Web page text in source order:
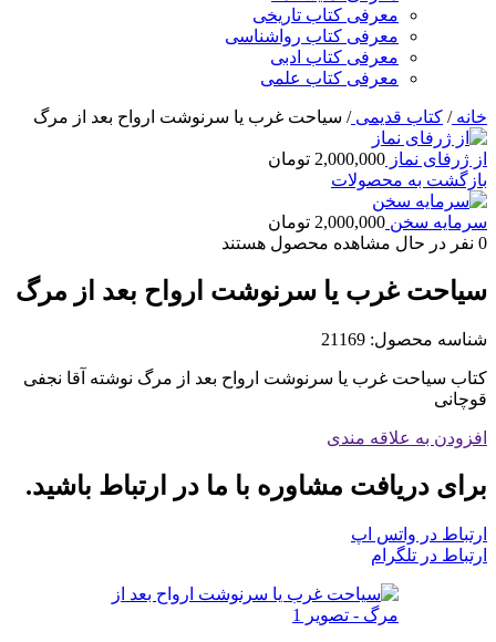
معرفی کتاب تاریخی
معرفی کتاب رواشناسی
معرفی کتاب ادبی
معرفی کتاب علمی
خانه/ کتاب قدیمی/ سیاحت غرب یا سرنوشت ارواح بعد از مرگ
از ژرفای نماز 2,000,000 تومان
بازگشت به محصولات
سرمایه سخن 2,000,000 تومان
0 نفر در حال مشاهده محصول هستند
سیاحت غرب یا سرنوشت ارواح بعد از مرگ
شناسه محصول: 21169
کتاب سیاحت غرب یا سرنوشت ارواح بعد از مرگ نوشته آقا نجفی
قوچانی
افزودن به علاقه مندی
برای دریافت مشاوره با ما در ارتباط باشید.
ارتباط در واتس اپ
ارتباط در تلگرام